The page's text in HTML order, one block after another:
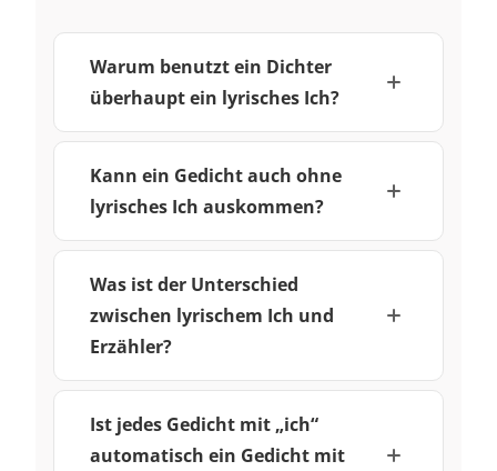
Warum benutzt ein Dichter
überhaupt ein lyrisches Ich?
Kann ein Gedicht auch ohne
lyrisches Ich auskommen?
Was ist der Unterschied
zwischen lyrischem Ich und
Erzähler?
Ist jedes Gedicht mit „ich“
automatisch ein Gedicht mit